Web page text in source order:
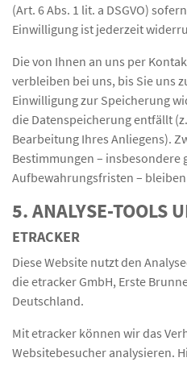
(Art. 6 Abs. 1 lit. a DSGVO)
Einwilligung ist jederzeit
Die von Ihnen an uns per
verbleiben bei uns, bis Sie uns
Einwilligung zur Speicherung
die Datenspeicherung entfällt
Bearbeitung Ihres Anliegens).
Bestimmungen – insbesondere
Aufbewahrungsfristen –
5. ANALYSE-TOOLS
ETRACKER
Diese Website nutzt den
die etracker GmbH, Erste
Deutschland.
Mit etracker können wir das
Websitebesucher analysieren.